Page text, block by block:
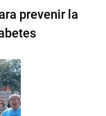
prevenir la